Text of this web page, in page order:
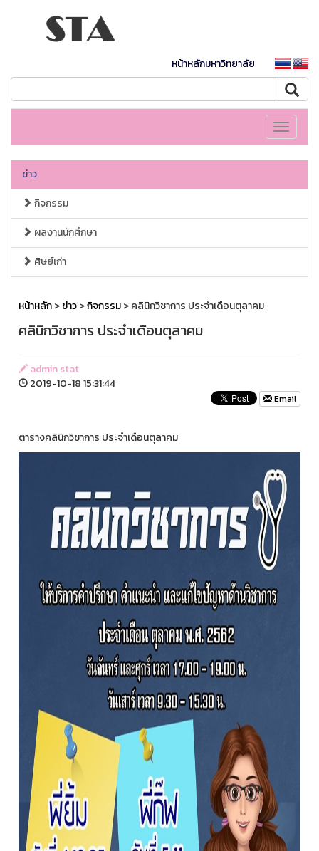
หน้าหลักมหาวิทยาลัย
Toggle
ข่าว
กิจกรรม
ผลงานนักศึกษา
ศิษย์เก่า
หน้าหลัก>ข่าว>กิจกรรม> คลินิกวิชาการ ประจำเดือนตุลาคม
คลินิกวิชาการ ประจำเดือนตุลาคม
admin stat
2019-10-18 15:31:44
Email
ตารางคลินิกวิชาการ ประจำเดือนตุลาคม